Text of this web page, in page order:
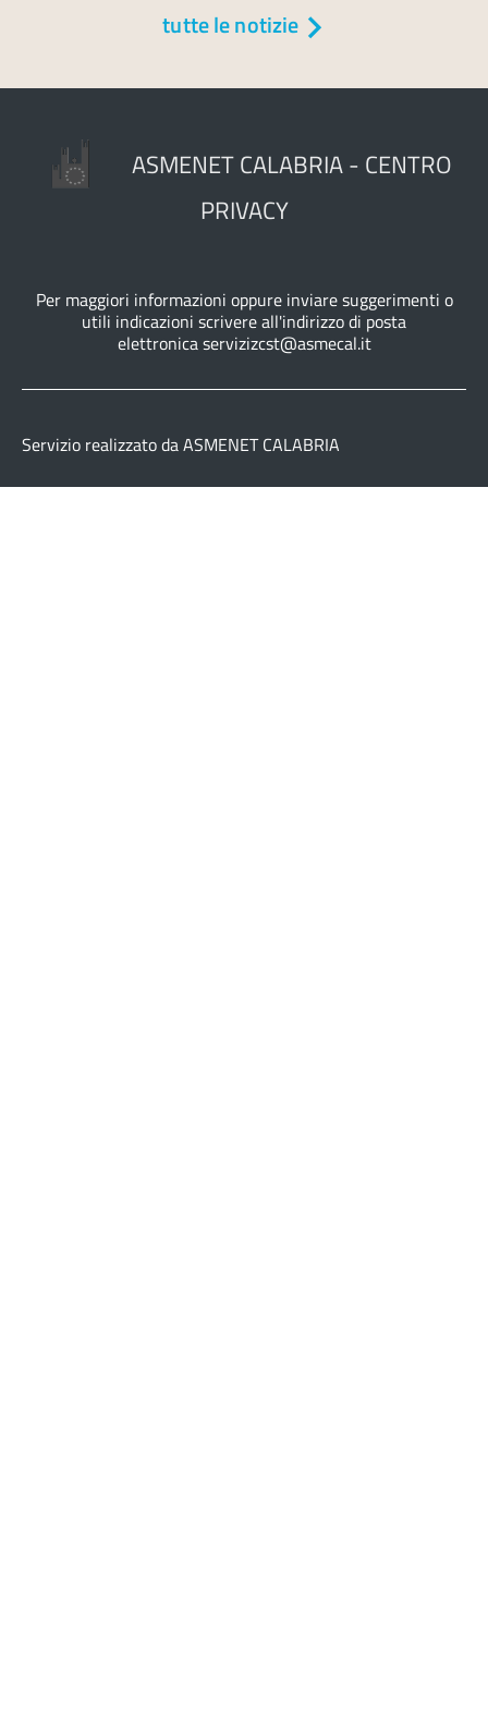
tutte le notizie
ASMENET CALABRIA - CENTRO
PRIVACY
Per maggiori informazioni oppure inviare suggerimenti o
utili indicazioni scrivere all'indirizzo di posta
elettronica servizizcst@asmecal.it
Servizio realizzato da ASMENET CALABRIA